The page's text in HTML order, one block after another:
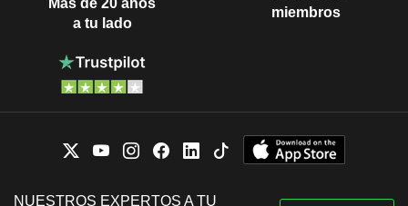
Más de 20 años
a tu lado
miembros
NUESTROS EXPERTOS A TU